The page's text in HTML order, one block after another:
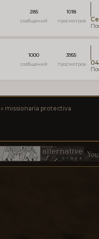
285 1018
1000 3955
» missionaria protectiva